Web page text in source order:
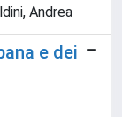
Andrea
e dei